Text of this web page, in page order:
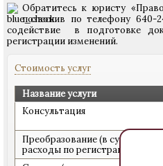
Обратитесь к юристу
позвонив по телефону 640-
содействие в подготовке
регистрации изменений.
Стоимость услуг
Название услуги
Консультация
Преобразование (в сумму
расходы по регистрации)